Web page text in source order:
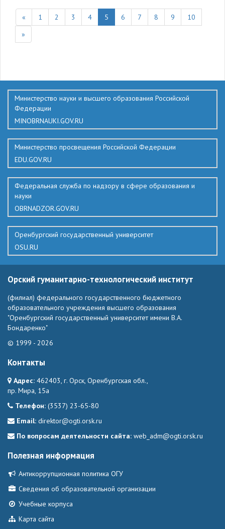
« 1 2 3 4 5 6 7 8 9
10
»
Министерство науки и высшего образования Российской
Федерации
MINOBRNAUKI.GOV.RU
Министерство просвещения Российской Федерации
EDU.GOV.RU
Федеральная служба по надзору в сфере образования и
науки
OBRNADZOR.GOV.RU
Оренбургский государственный университет
OSU.RU
Орский гуманитарно-технологический институт
(филиал) федерального государственного бюджетного
образовательного учреждения высшего образования
"Оренбургский государственный университет имени В.А.
Бондаренко"
© 1999 - 2026
Контакты
Адрес: 462403, г. Орск, Оренбургская обл.,
пр. Мира, 15а
Телефон: (3537) 23-65-80
Email: direktor@ogti.orsk.ru
По вопросам деятельности сайта: web_adm@ogti.orsk.ru
Полезная информация
Антикоррупционная политика ОГУ
Сведения об образовательной организации
Учебные корпуса
Карта сайта